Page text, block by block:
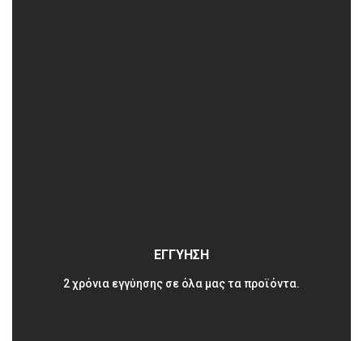
ΕΓΓΥΗΣΗ
2 χρόνια εγγύησης σε όλα μας τα προϊόντα.